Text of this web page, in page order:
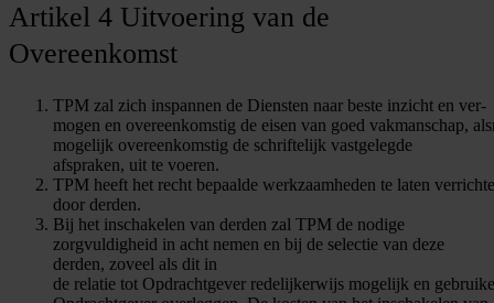
Artikel 4 Uitvoering van de
Overeenkomst
TPM zal zich inspannen de Diensten naar beste inzicht en ver-
mogen en overeenkomstig de eisen van goed vakmanschap,
mogelijk overeenkomstig de schriftelijk vastgelegde
afspraken, uit te voeren.
TPM heeft het recht bepaalde werkzaamheden te laten
door derden.
Bij het inschakelen van derden zal TPM de nodige
zorgvuldigheid in acht nemen en bij de selectie van deze
derden, zoveel als dit in
de relatie tot Opdrachtgever redelijkerwijs mogelijk en